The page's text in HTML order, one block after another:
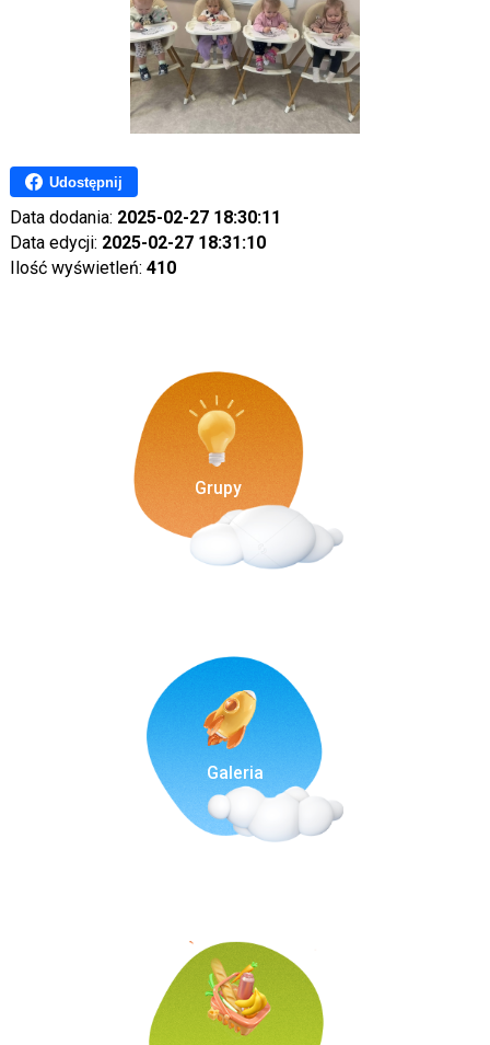
Udostępnij
Data dodania: 2025-02-27 18:30:11
Data edycji: 2025-02-27 18:31:10
Ilość wyświetleń: 410
Grupy
Galeria